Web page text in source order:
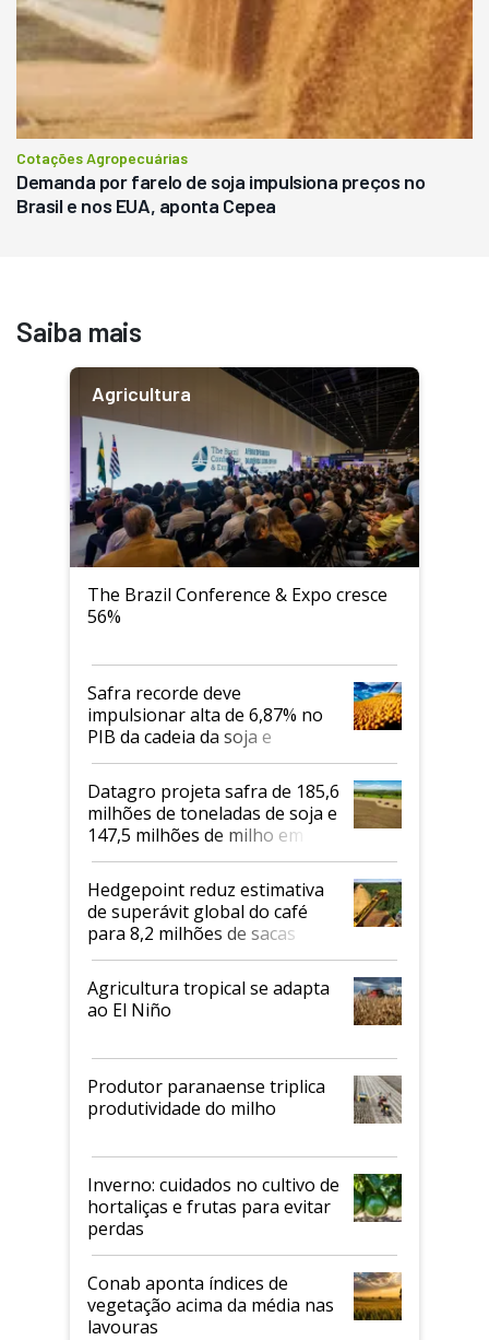
Cotações Agropecuárias
Demanda por farelo de soja impulsiona preços no
Brasil e nos EUA, aponta Cepea
Saiba mais
Agricultura
The Brazil Conference & Expo cresce
56%
Safra recorde deve
impulsionar alta de 6,87% no
PIB da cadeia da soja e
biodiesel em 2026
Datagro projeta safra de 185,6
milhões de toneladas de soja e
147,5 milhões de milho em
2026/27
Hedgepoint reduz estimativa
de superávit global do café
para 8,2 milhões de sacas
Agricultura tropical se adapta
ao El Niño
Produtor paranaense triplica
produtividade do milho
Inverno: cuidados no cultivo de
hortaliças e frutas para evitar
perdas
Conab aponta índices de
vegetação acima da média nas
lavouras